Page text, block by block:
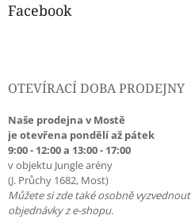
Facebook
OTEVÍRACÍ DOBA PRODEJNY
Naše prodejna v Mostě
je otevřena pondělí až pátek
9:00 - 12:00 a 13:00 - 17:00
v objektu Jungle arény
(J. Průchy 1682, Most)
Můžete si zde také osobně vyzvednout
objednávky z e-shopu.